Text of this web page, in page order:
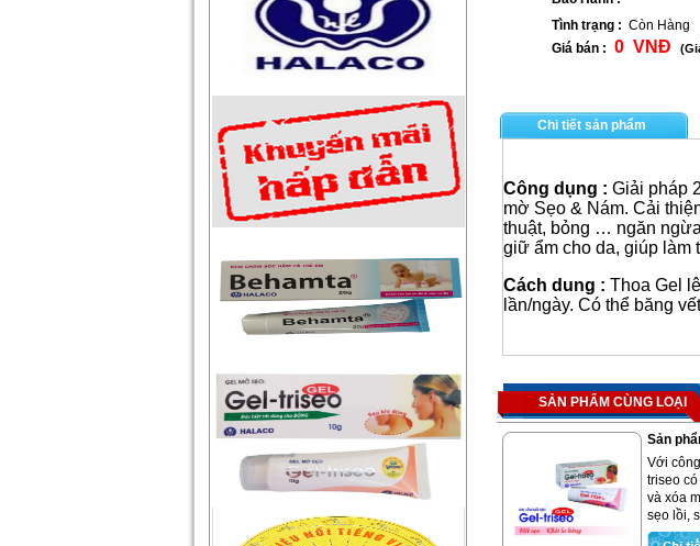
Tình trạng : Còn Hàng
Giá bán : 0 VNÐ
Chi tiết sản phẩm
Công dụng : Giải pháp
mờ Sẹo & Nám. Cải
thuật, bỏng … ngăn
giữ ẩm cho da, giúp làm
Cách dung : Thoa Gel
lần/ngày. Có thể băng
SẢN PHẨM CÙNG LOẠI
Sản
Với
triseo
và xóa
sẹo lồi,